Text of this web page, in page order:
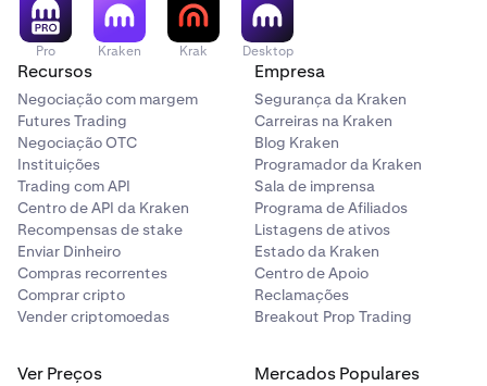
que use a Kraken Wallet. Para obter nossos Guias de
introdução,clique aqui.
Confira as
Perguntas frequentes sobre o Kraken Wallet
aqui.
Pro Kraken Krak Desktop
Recursos
Negociação com margem
Futures Trading
Negociação OTC
Instituições
Trading com API
Centro de API da Kraken
Recompensas de stake
Enviar Dinheiro
Compras recorrentes
Comprar cripto
Vender criptomoedas
Empresa
Segurança da Kraken
Carreiras na Kraken
Blog Kraken
Programador da Kraken
Sala de imprensa
Programa de Afiliados
Listagens de ativos
Estado da Kraken
Centro de Apoio
Reclamações
Breakout Prop Trading
Ver Preços Mercados Populares